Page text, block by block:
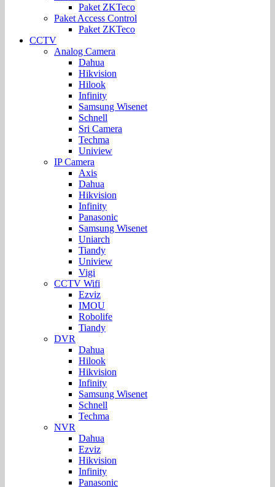
Paket ZKTeco
Paket Access Control
Paket ZKTeco
CCTV
Analog Camera
Dahua
Hikvision
Hilook
Infinity
Samsung Wisenet
Schnell
Sri Camera
Techma
Uniview
IP Camera
Axis
Dahua
Hikvision
Infinity
Panasonic
Samsung Wisenet
Uniarch
Tiandy
Uniview
Vigi
CCTV Wifi
Ezviz
IMOU
Robolife
Tiandy
DVR
Dahua
Hilook
Hikvision
Infinity
Samsung Wisenet
Schnell
Techma
NVR
Dahua
Ezviz
Hikvision
Infinity
Panasonic